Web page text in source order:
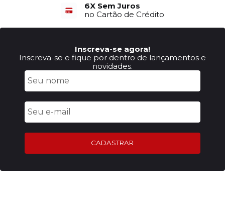
6X Sem Juros
no Cartão de Crédito
Inscreva-se agora!
Inscreva-se e fique por dentro de lançamentos e
novidades.
CADASTRAR